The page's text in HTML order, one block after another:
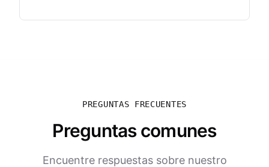
PREGUNTAS FRECUENTES
Preguntas comunes
Encuentre respuestas sobre nuestro